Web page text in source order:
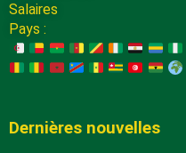
Salaires
Pays :
Dernières nouvelles